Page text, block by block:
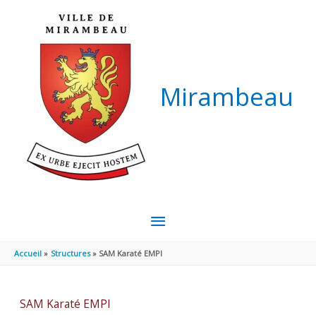
Mirambeau
MENU
PRINCIPAL
Accueil Structures SAM Karaté EMPI
SAM Karaté EMPI